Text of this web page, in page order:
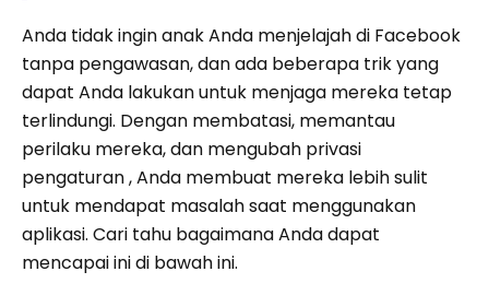
Anda tidak ingin anak Anda menjelajah di Facebook
tanpa pengawasan, dan ada beberapa trik yang
dapat Anda lakukan untuk menjaga mereka tetap
terlindungi. Dengan membatasi, memantau
perilaku mereka, dan mengubah privasi
pengaturan , Anda membuat mereka lebih sulit
untuk mendapat masalah saat menggunakan
aplikasi. Cari tahu bagaimana Anda dapat
mencapai ini di bawah ini.